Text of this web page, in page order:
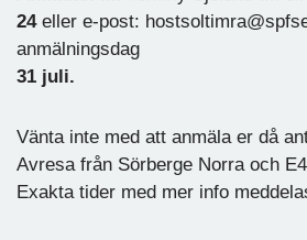
24 eller e-post:
anmälningsdag
31 juli.
Vänta inte med att anmäla er då
Avresa från Sörberge Norra och
Exakta tider med mer info